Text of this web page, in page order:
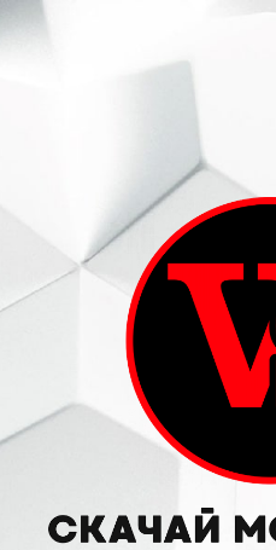
ВИННЫЙ СКЛАД